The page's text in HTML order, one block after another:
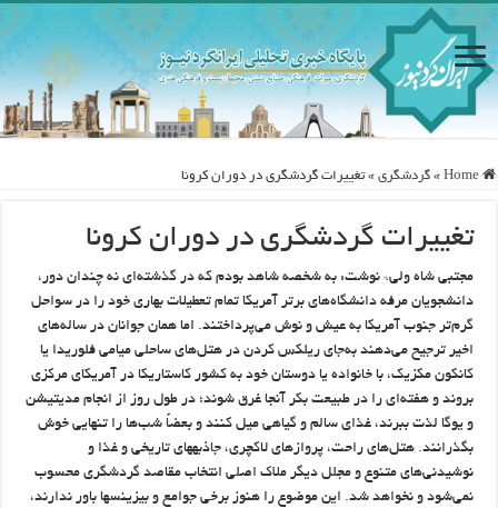
Home
» گردشگری » تغییرات گردشگری در دوران کرونا
تغییرات گردشگری در دوران کرونا
مجتبی شاه ولی* نوشت: به شخصه شاهد بودم که در گذشته‌ای نه چندان دور،
دانشجویان مرفه دانشگاه‌های برتر آمریکا تمام تعطیلات بهاری خود را در سواحل
گرم‌تر جنوب آمریکا به عیش و نوش می‌پرداختند. اما همان جوانان در ساله‌های
اخیر ترجیح می‌دهند به‌جای ریلکس کردن در هتل‌های ساحلی میامی فلوریدا یا
کانکون مکزیک، با خانواده یا دوستان خود به کشور کاستاریکا در آمریکای مرکزی
بروند و هفته‌ای را در طبیعت بکر آنجا غرق شوند؛ در طول روز از انجام مدیتیشن
و یوگا لذت ببرند، غذای سالم و گیاهی میل کنند و بعضاً شب‌ها را تنهایی خوش
بگذرانند. هتل‌های راحت، پروازهای لاکچری، جاذبههای تاریخی و غذا و
نوشیدنی‌های متنوع و مجلل دیگر ملاک اصلی انتخاب مقاصد گردشگری محسوب
نمی‌شود و نخواهد شد. این موضوع را هنوز برخی جوامع و بیزینسها باور ندارند،